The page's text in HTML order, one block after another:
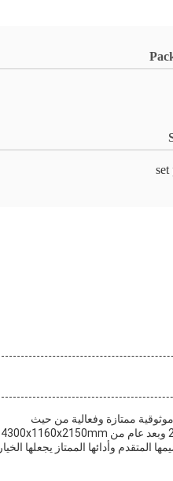
ممتازة وفعالية من حيث
وأدائها الممتاز يجعلها الخيار